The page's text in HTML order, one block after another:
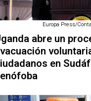
Europa Press/
abre un
en